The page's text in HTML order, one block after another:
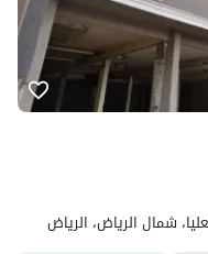
شمال الرياض، الرياض